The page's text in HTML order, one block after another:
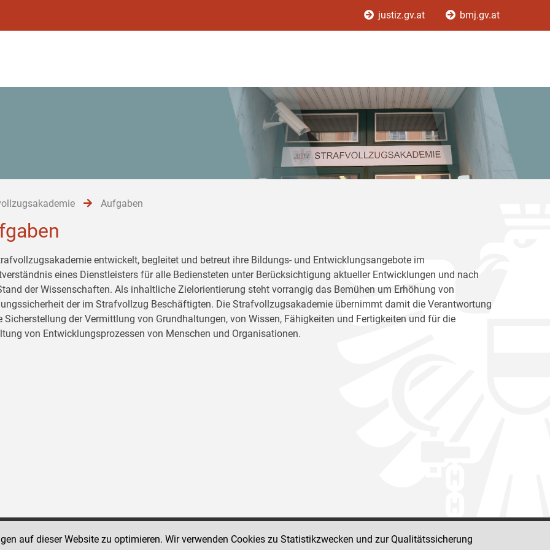
justiz.gv.at bmj.gv.at
Aufgaben
entwickelt, begleitet und betreut ihre Bildungs- und Entwicklungsangebote im
eines Dienstleisters für alle Bediensteten unter Berücksichtigung aktueller Entwicklungen und nach
der Wissenschaften. Als inhaltliche Zielorientierung steht vorrangig das Bemühen um Erhöhung von
der im Strafvollzug Beschäftigten. Die Strafvollzugsakademie übernimmt damit die Verantwortung
Sicherstellung der Vermittlung von Grundhaltungen, von Wissen, Fähigkeiten und Fertigkeiten und für die
von Entwicklungsprozessen von Menschen und Organisationen.
Social Media Kanäle
auf dieser Website zu optimieren. Wir verwenden Cookies zu Statistikzwecken und zur Qualitätssicherung